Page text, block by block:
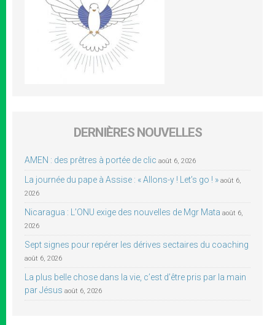
DERNIÈRES NOUVELLES
AMEN : des prêtres à portée de clic août 6, 2026
La journée du pape à Assise : « Allons-y ! Let’s go ! » août 6,
2026
Nicaragua : L’ONU exige des nouvelles de Mgr Mata août 6,
2026
Sept signes pour repérer les dérives sectaires du coaching
août 6, 2026
La plus belle chose dans la vie, c’est d’être pris par la main
par Jésus août 6, 2026